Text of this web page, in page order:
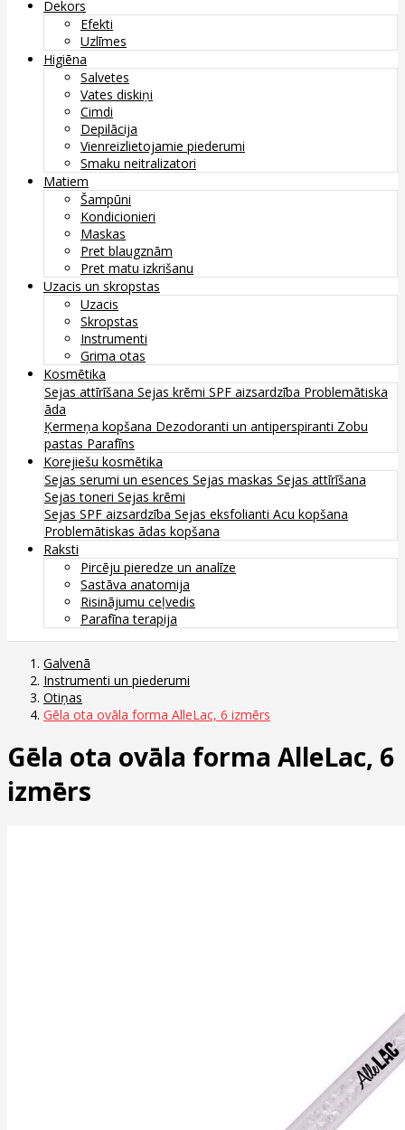
Dekors
Efekti
Uzlīmes
Higiēna
Salvetes
Vates diskiņi
Cimdi
Depilācija
Vienreizlietojamie piederumi
Smaku neitralizatori
Matiem
Šampūni
Kondicionieri
Maskas
Pret blaugznām
Pret matu izkrišanu
Uzacis un skropstas
Uzacis
Skropstas
Instrumenti
Grima otas
Kosmētika
Sejas attīrīšana Sejas krēmi SPF aizsardzība Problemātiska
āda
Ķermeņa kopšana Dezodoranti un antiperspiranti Zobu
pastas Parafīns
Korejiešu kosmētika
Sejas serumi un esences Sejas maskas Sejas attīrīšana
Sejas toneri Sejas krēmi
Sejas SPF aizsardzība Sejas eksfolianti Acu kopšana
Problemātiskas ādas kopšana
Raksti
Pircēju pieredze un analīze
Sastāva anatomija
Risinājumu ceļvedis
Parafīna terapija
Galvenā
Instrumenti un piederumi
Otiņas
Gēla ota ovāla forma AlleLac, 6 izmērs
Gēla ota ovāla forma AlleLac, 6
izmērs